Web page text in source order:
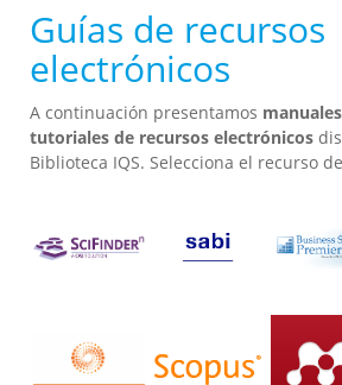
Guías de recursos
electrónicos
A continuación presentamos
tutoriales de recursos electrónicos
Biblioteca IQS. Selecciona el recurso